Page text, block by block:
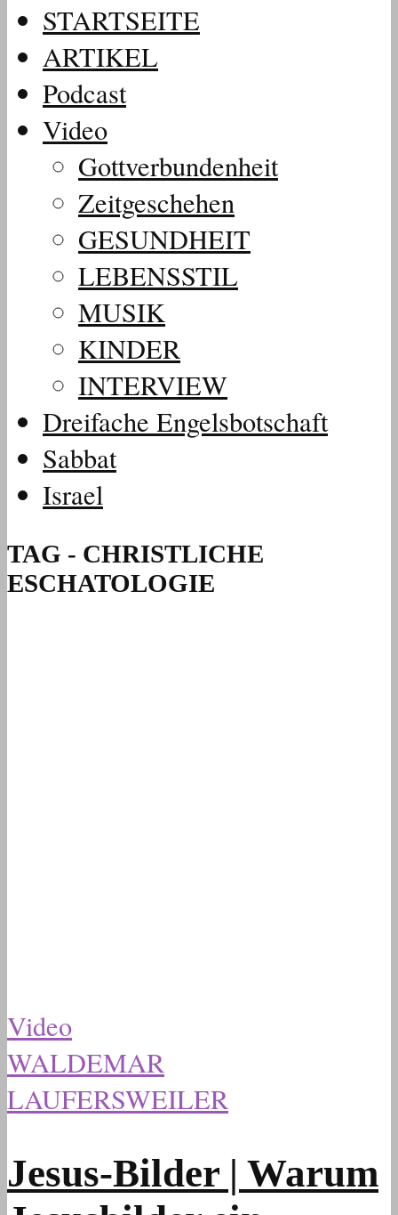
STARTSEITE
ARTIKEL
Podcast
Video
Gottverbundenheit
Zeitgeschehen
GESUNDHEIT
LEBENSSTIL
MUSIK
KINDER
INTERVIEW
Dreifache Engelsbotschaft
Sabbat
Israel
TAG - CHRISTLICHE
ESCHATOLOGIE
Video
WALDEMAR
LAUFERSWEILER
Jesus-Bilder | Warum